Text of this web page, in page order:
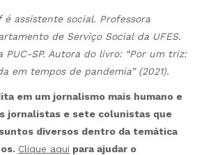
é assistente social. Professora
de Serviço Social da UFES.
PUC-SP. Autora do livro: “Por um triz:
em tempos de pandemia” (2021).
em um jornalismo mais humano e
jornalistas e sete colunistas que
diversos dentro da temática
Clique aqui para ajudar o